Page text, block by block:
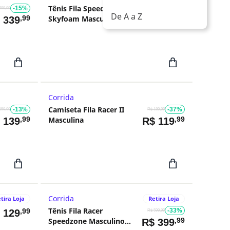
De A a Z
-15%
339,99
Tênis Fila Speedrocker
Skyfoam Masculino
R$
-13%
139,99
Corrida
Camiseta Fila Racer II
Masculina
R$ 189,99 -37%
R$ 119,99
Loja
129,99
Corrida Retira Loja
Tênis Fila Racer
Speedzone Masculino
R$ 599,99 -33%
R$399,99